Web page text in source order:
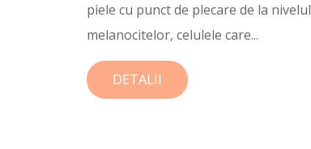
piele cu punct de plecare de la nivelul
melanocitelor, celulele care...
DETALII